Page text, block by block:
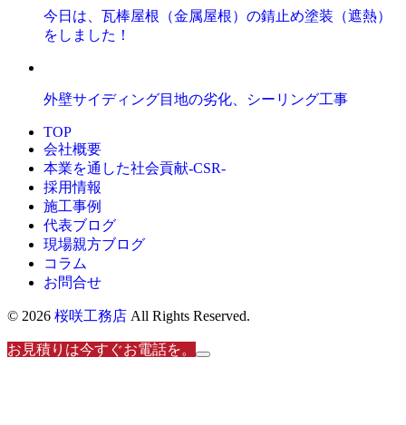
今日は、瓦棒屋根（金属屋根）の錆止め塗装（遮熱）
をしました！
外壁サイディング目地の劣化、シーリング工事
TOP
会社概要
本業を通した社会貢献-CSR-
採用情報
施工事例
代表ブログ
現場親方ブログ
コラム
お問合せ
© 2026 桜咲工務店 All Rights Reserved.
お見積りは今すぐお電話を。